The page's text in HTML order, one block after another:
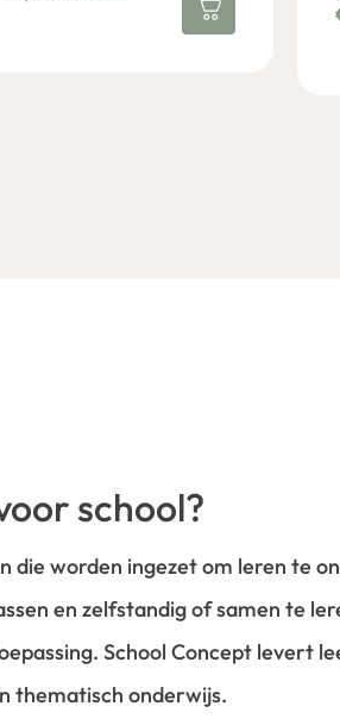
school?
die worden ingezet om leren te
en zelfstandig of samen te
School Concept levert
thematisch onderwijs.